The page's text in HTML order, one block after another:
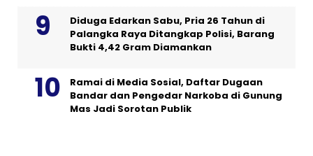
Diduga Edarkan Sabu, Pria 26 Tahun di
Palangka Raya Ditangkap Polisi, Barang
Bukti 4,42 Gram Diamankan
Ramai di Media Sosial, Daftar Dugaan
Bandar dan Pengedar Narkoba di Gunung
Mas Jadi Sorotan Publik